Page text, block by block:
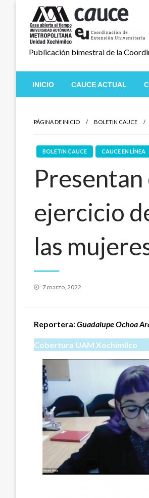
contenido
Publicación bimestral de la
INICIO CAUCE ACTUAL
PÁGINA DE INICIO BOLETIN CAUCE
BOLETIN CAUCE CAUCE EN LÍNEA
ejercicio
las
Publicado
7 marzo, 2022
Reportera:Guadalupe Ochoa
Cobertura UAM Xochimilco